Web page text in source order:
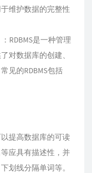
维护数据的完整性
：RDBMS是一种管理
对数据库的创建、
见的RDBMS包括
提高数据库的可读
应具有描述性，并
划线分隔单词等。